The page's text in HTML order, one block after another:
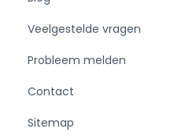
Veelgestelde vragen
Probleem melden
Contact
Sitemap